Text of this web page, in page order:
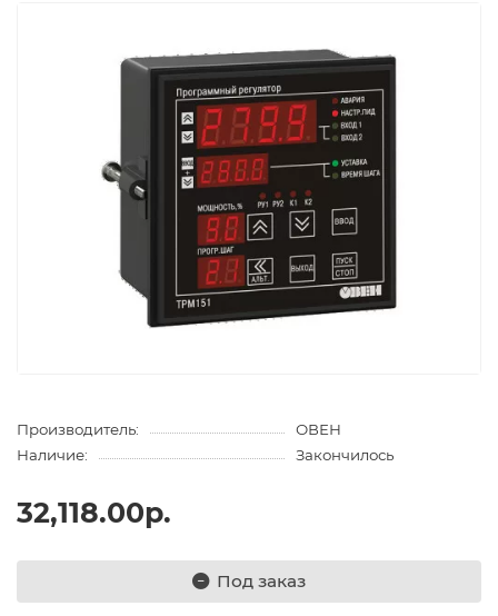
Производитель:
ОВЕН
Наличие:
Закончилось
32,118.00р.
Под заказ